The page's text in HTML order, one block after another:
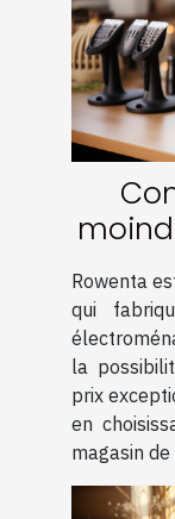
de
Rowenta
qui
la
prix
en
magasin